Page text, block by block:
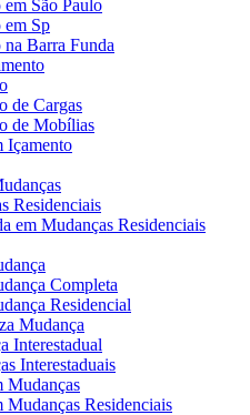
em São Paulo
em Sp
na Barra Funda
de Cargas
de Mobílias
Içamento
Residenciais
em Mudanças Residenciais
Completa
Residencial
Mudança
Interestadual
Interestaduais
Mudanças
Mudanças Residenciais